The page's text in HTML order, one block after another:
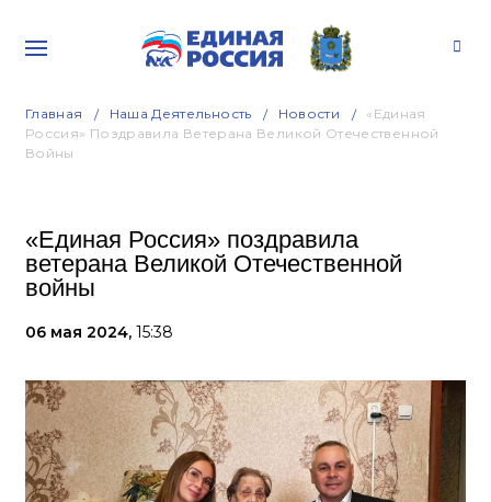
Главная Наша Деятельность Новости
«Единая
Россия» Поздравила Ветерана Великой Отечественной
Войны
«Единая Россия» поздравила
ветерана Великой Отечественной
войны
06 мая 2024, 15:38